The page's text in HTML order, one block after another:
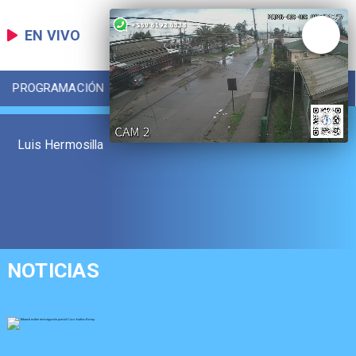
EN VIVO
PROGRAMACIÓN LOCAL DEPORTES
Luis Hermosilla
NOTICIAS